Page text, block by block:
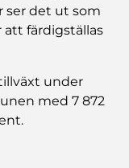
ser det ut som
färdigställas
under
med 7 872